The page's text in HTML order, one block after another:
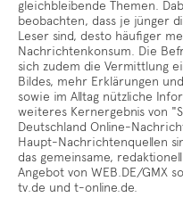
gleichbleibende Themen.
beobachten, dass je jünger
Leser sind, desto häufiger
Nachrichtenkonsum. Die
sich zudem die Vermittlung
Bildes, mehr Erklärungen
sowie im Alltag nützliche
weiteres Kernergebnis von
Deutschland Online-
Haupt-Nachrichtenquellen
das gemeinsame,
Angebot von WEB.DE/GMX
tv.de und t-online.de.